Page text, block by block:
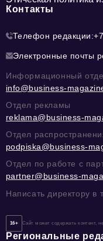
Контакты
Телефон редакции:
Электронные почты
Информационный
info@business-
Отдел рекламы
reklama@business-
Отдел
podpiska@business-
Отдел по работе с
partner@business-
Написать директору в
16+ Сайт может содержать контент,
Региональные